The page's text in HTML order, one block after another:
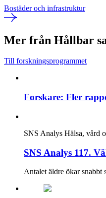
Bostäder och infrastruktur
Mer från Hållbar
Till forskningsprogrammet
Forskare: Fler
SNS Analys Hälsa, vård
SNS Analys 117.
Antalet äldre ökar snabbt